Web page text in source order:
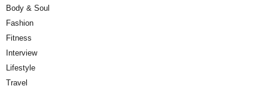
Body & Soul
Fashion
Fitness
Interview
Lifestyle
Travel